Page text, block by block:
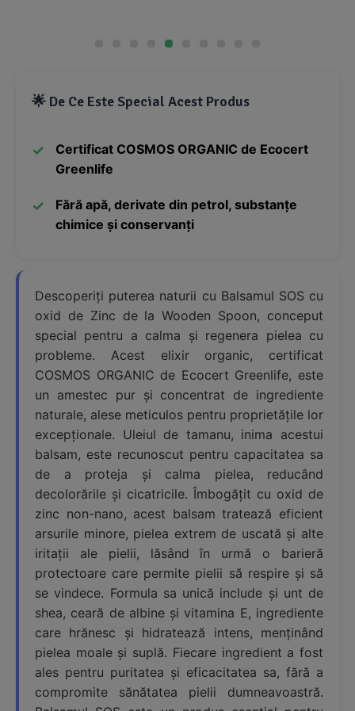
🌟 De Ce Este Special Acest Produs
Certificat COSMOS ORGANIC de Ecocert
Greenlife
Fără apă, derivate din petrol, substanțe
chimice și conservanți
Descoperiți puterea naturii cu Balsamul SOS cu
oxid de Zinc de la Wooden Spoon, conceput
special pentru a calma și regenera pielea cu
probleme. Acest elixir organic, certificat
COSMOS ORGANIC de Ecocert Greenlife, este
un amestec pur și concentrat de ingrediente
naturale, alese meticulos pentru proprietățile lor
excepționale. Uleiul de tamanu, inima acestui
balsam, este recunoscut pentru capacitatea sa
de a proteja și calma pielea, reducând
decolorările și cicatricile. Îmbogățit cu oxid de
zinc non-nano, acest balsam tratează eficient
arsurile minore, pielea extrem de uscată și alte
iritații ale pielii, lăsând în urmă o barieră
protectoare care permite pielii să respire și să
se vindece. Formula sa unică include și unt de
shea, ceară de albine și vitamina E, ingrediente
care hrănesc și hidratează intens, menținând
pielea moale și suplă. Fiecare ingredient a fost
ales pentru puritatea și eficacitatea sa, fără a
compromite sănătatea pielii dumneavoastră.